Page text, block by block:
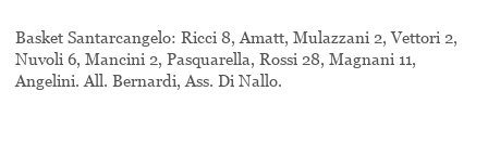
Basket Santarcangelo: Ricci 8, Amatt, Mulazzani 2, Vettori 2,
Nuvoli 6, Mancini 2, Pasquarella, Rossi 28, Magnani 11,
Angelini.All. Bernardi, Ass. Di Nallo.